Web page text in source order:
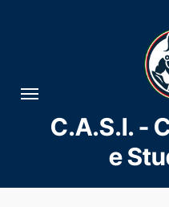
C.A.S.I. -
e